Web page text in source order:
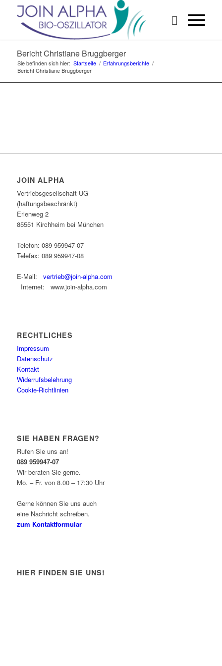
Bericht Christiane Bruggberger
Sie befinden sich hier: Startseite / Erfahrungsberichte /
Bericht Christiane Bruggberger
JOIN ALPHA
Vertriebsgesellschaft UG
(haftungsbeschränkt)
Erlenweg 2
85551 Kirchheim bei München
Telefon: 089 959947-07
Telefax: 089 959947-08
E-Mail: vertrieb@join-alpha.com
Internet: www.join-alpha.com
RECHTLICHES
Impressum
Datenschutz
Kontakt
Widerrufsbelehrung
Cookie-Richtlinien
SIE HABEN FRAGEN?
Rufen Sie uns an!
089 959947-07
Wir beraten Sie gerne.
Mo. – Fr. von 8.00 – 17:30 Uhr
Gerne können Sie uns auch
eine Nachricht schreiben.
zum Kontaktformular
HIER FINDEN SIE UNS!